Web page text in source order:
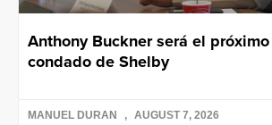
Anthony Buckner será el
condado de Shelby
MANUEL DURAN AUGUST 7, 2026